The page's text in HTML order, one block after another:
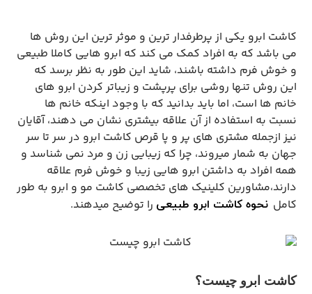
کاشت ابرو یکی از پرطرفدار ترین و موثر ترین این روش ‌ها
می باشد که به افراد کمک می ‌کند که ابرو هایی کاملا طبیعی
و خوش‌ فرم داشته باشند، شاید این‌ طور به نظر برسد که
این روش تنها روشی برای پرپشت و زیباتر کردن ابرو های
خانم‌ ها است، اما باید بدانید که با وجود اینکه خانم ‌ها
نسبت به استفاده از آن علاقه بیشتری نشان می‌ دهند، آقایان
نیز ازجمله مشتری‌ های پر و پا قرص کاشت ابرو در سر تا سر
جهان به شمار میروند، چرا که زیبایی زن و مرد نمی ‌شناسد و
همه افراد به داشتن ابرو هایی زیبا و خوش ‌فرم علاقه
دارند،مشاورین کلینیک های تخصصی کاشت مو و ابرو به طور
کاملنحوه کاشت ابرو طبیعی را توضیح میدهند.
کاشت ابرو چیست؟